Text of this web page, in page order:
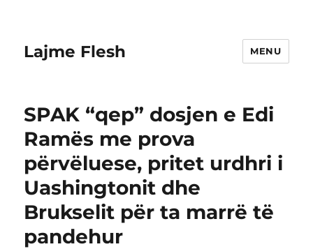
Lajme Flesh MENU
SPAK “qep” dosjen e Edi
Ramës me prova
përvëluese, pritet urdhri i
Uashingtonit dhe
Brukselit për ta marrë të
pandehur